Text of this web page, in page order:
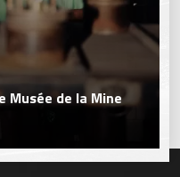
Musée de la Mine